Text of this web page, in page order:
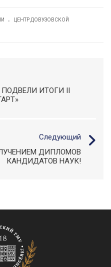
.
ЦЕНТР ДОВУЗОВСКОЙ
ИТОГИ II
Следующий
ДИПЛОМОВ
КАНДИДАТОВ НАУК!